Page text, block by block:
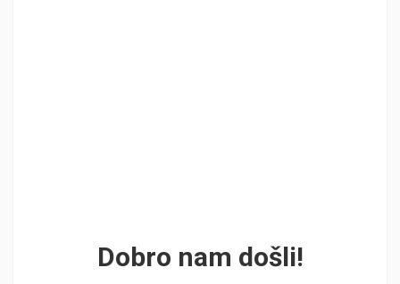
Dobro nam došli!